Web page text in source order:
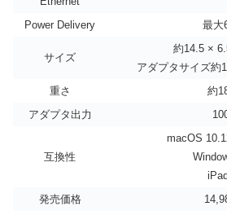
Power Delivery
最大
サイズ
約14.5 ×
アダプタサイズ約
重さ
約
アダプタ出力
互換性
macOS
発売価格